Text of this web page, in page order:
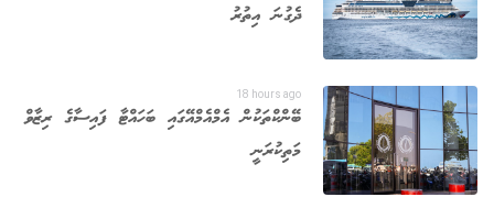
ދެގުނަ އިތުރު
18 hours ago
ބޭންކްތަކުން އެމްއެމްއޭގައި ބަހައްޓާ ފައިސާގެ ރިޒާވް
މަތިކުރަނީ